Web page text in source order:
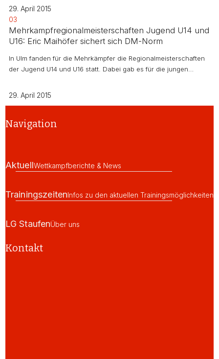
29. April 2015
03
Mehrkampfregionalmeisterschaften Jugend U14 und
U16: Eric Maihöfer sichert sich DM-Norm
In Ulm fanden für die Mehrkämpfer die Regionalmeisterschaften
der Jugend U14 und U16 statt. Dabei gab es für die jungen…
29. April 2015
Navigation
AktuellWettkampfberichte & News
TrainingszeitenInfos zu den aktuellen Trainingsmöglichkeiten
LG StaufenÜber uns
Kontakt